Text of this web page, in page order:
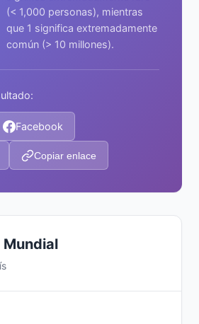
(< 1,000 personas), mientras
que 1 significa extremadamente
común (> 10 millones).
Facebook
Copiar enlace